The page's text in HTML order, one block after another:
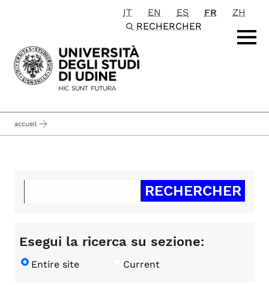
Passa al contenuto principale
IT EN ES FR
ZH
RECHERCHER
accueil
Esegui la ricerca su sezione:
Entire site Current